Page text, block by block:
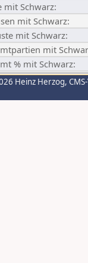
mit Schwarz:
mit Schwarz:
mit Schwarz:
mit
% mit Schwarz:
Heinz Herzog,